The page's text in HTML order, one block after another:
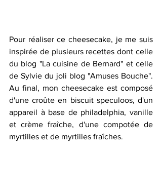
Pour réaliser ce cheesecake, je me suis
inspirée de plusieurs recettes dont celle
du blog "La cuisine de Bernard" et celle
de Sylvie du joli blog "Amuses Bouche".
Au final, mon cheesecake est composé
d'une croûte en biscuit speculoos, d'un
appareil à base de philadelphia, vanille
et crème fraîche, d'une compotée de
myrtilles et de myrtilles fraîches.